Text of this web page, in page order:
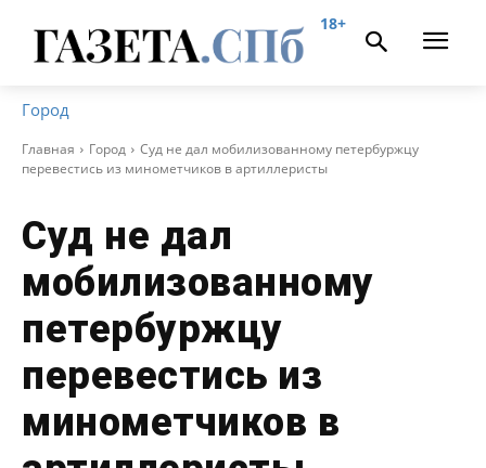
18+
Город
Главная Город
Суд не дал мобилизованному петербуржцу
перевестись из минометчиков в артиллеристы
Суд не дал
мобилизованному
петербуржцу
перевестись из
минометчиков в